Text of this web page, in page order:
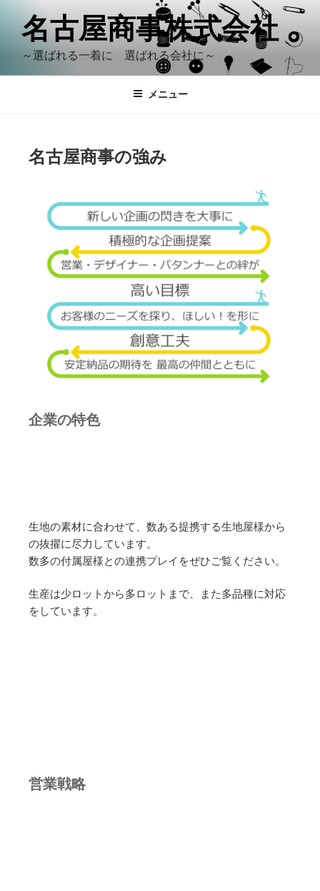
名古屋商事株式会社
～選ばれる一着に 選ばれる会社に～
メニュー
名古屋商事の強み
企業の特色
生地の素材に合わせて、数ある提携する生地屋様から
の抜擢に尽力しています。
数多の付属屋様との連携プレイをぜひご覧ください。
生産は少ロットから多ロットまで、また多品種に対応
をしています。
営業戦略